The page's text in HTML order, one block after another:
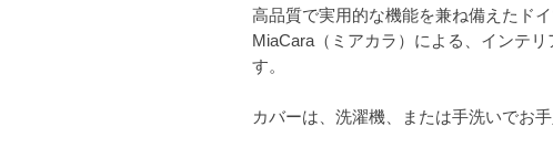
高品質で実用的な機能を兼ね備えたド
MiaCara（ミアカラ）による、インテ
す。
カバーは、洗濯機、または手洗いでお手